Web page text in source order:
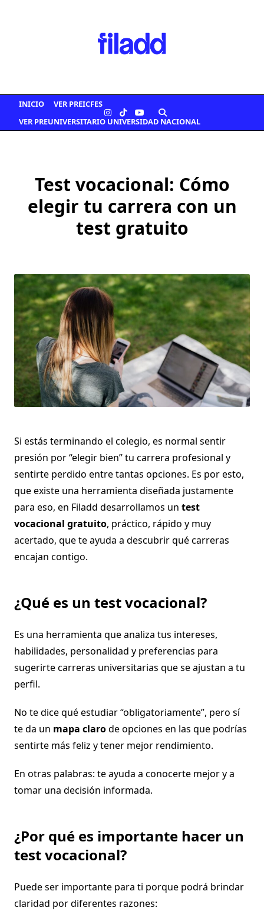
INICIO
VER PREICFES
VER PREUNIVERSITARIO UNIVERSIDAD NACIONAL
Test vocacional: Cómo
elegir tu carrera con un
test gratuito
Si estás terminando el colegio, es normal sentir
presión por “elegir bien” tu carrera profesional y
sentirte perdido entre tantas opciones. Es por esto,
que existe una herramienta diseñada justamente
para eso, en Filadd desarrollamos un test
vocacional gratuito, práctico, rápido y muy
acertado, que te ayuda a descubrir qué carreras
encajan contigo.
¿Qué es un test vocacional?
Es una herramienta que analiza tus intereses,
habilidades, personalidad y preferencias para
sugerirte carreras universitarias que se ajustan a tu
perfil.
No te dice qué estudiar “obligatoriamente”, pero sí
te da un mapa clarode opciones en las que podrías
sentirte más feliz y tener mejor rendimiento.
En otras palabras: te ayuda a conocerte mejor y a
tomar una decisión informada.
¿Por qué es importante hacer un
test vocacional?
Puede ser importante para ti porque podrá brindar
claridad por diferentes razones: